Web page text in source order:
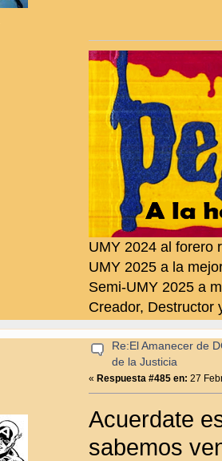
UMY 2024 al forero
UMY 2025 a la
Semi-UMY 2025 a
Creador, Destructor
Re:El Amanecer de
de la Justicia
« Respuesta #485 en: 27
Acuerdate
sabemos